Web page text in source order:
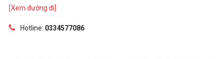
[Xem đường đi]
Hotline: 0334577086